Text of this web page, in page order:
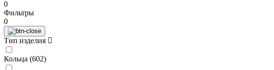
0
Фильтры
0
Тип изделия
Кольца (602)